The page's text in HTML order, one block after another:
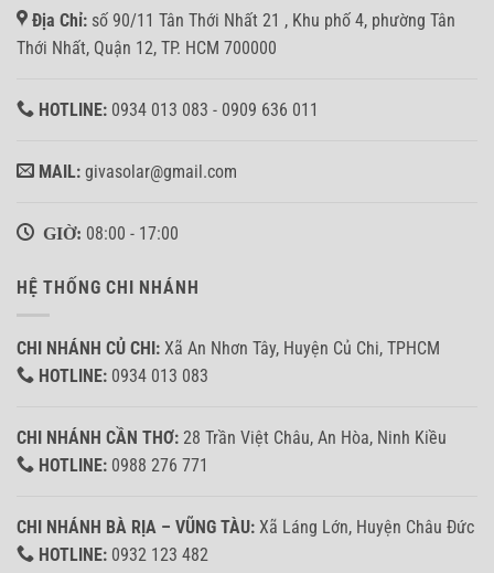
Địa Chỉ: số 90/11 Tân Thới Nhất 21 , Khu phố 4, phường Tân
Thới Nhất, Quận 12, TP. HCM 700000
HOTLINE: 0934 013 083 - 0909 636 011
MAIL: givasolar@gmail.com
GIỜ: 08:00 - 17:00
HỆ THỐNG CHI NHÁNH
CHI NHÁNH CỦ CHI: Xã An Nhơn Tây, Huyện Củ Chi, TPHCM
HOTLINE: 0934 013 083
CHI NHÁNH CẦN THƠ: 28 Trần Việt Châu, An Hòa, Ninh Kiều
HOTLINE: 0988 276 771
CHI NHÁNH BÀ RỊA – VŨNG TÀU: Xã Láng Lớn, Huyện Châu Đức
HOTLINE: 0932 123 482